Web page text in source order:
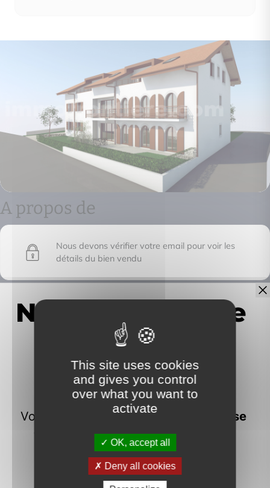
A propos de
Nous devons vérifier votre email pour voir les
détails du bien vendu
17C chemin des huches -
74100 Vétraz-Monthoux
This site uses cookies
and gives you control
over what you want to
activate
OK, accept all
Deny all cookies